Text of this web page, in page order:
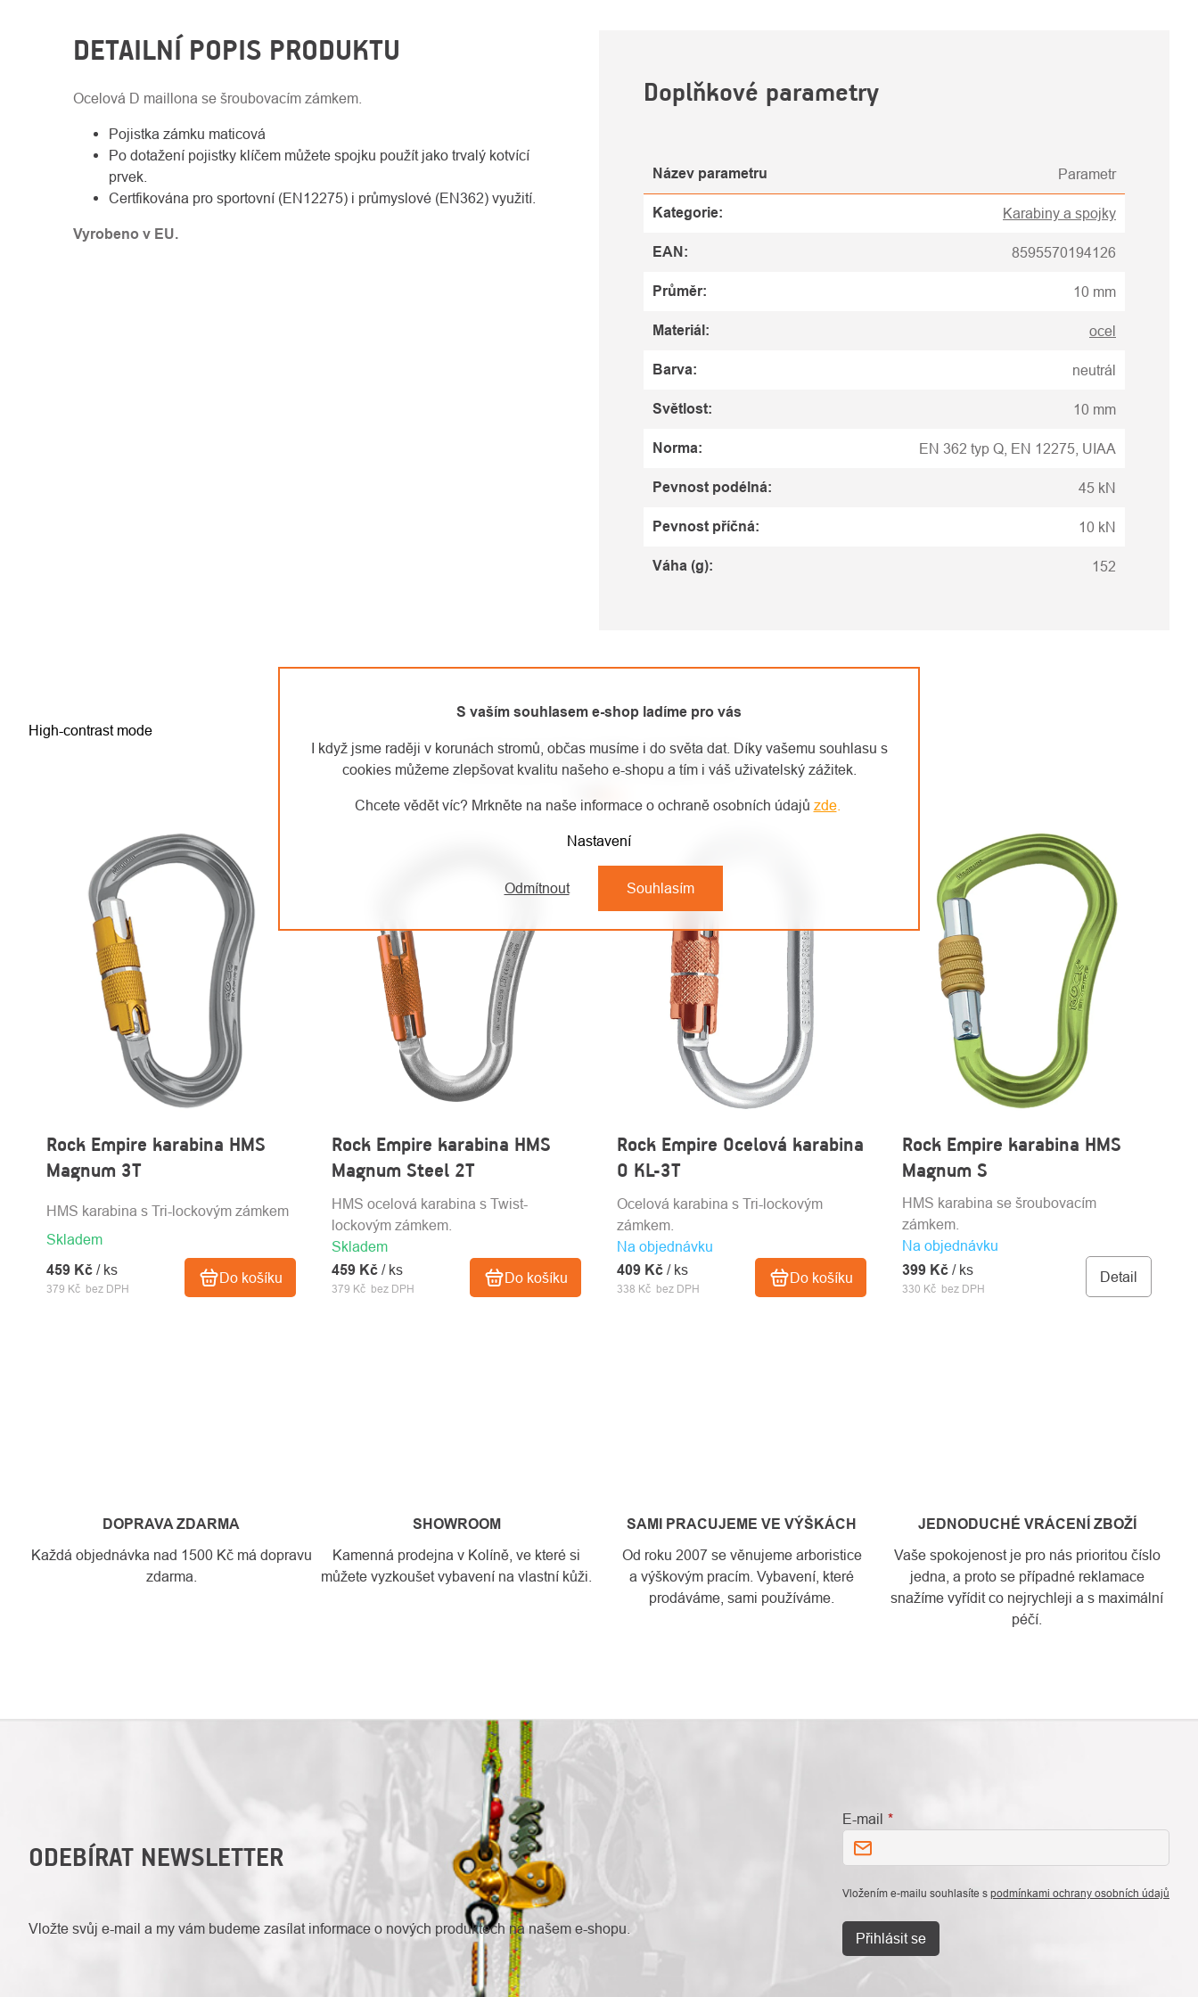
S vaším souhlasem e-shop ladíme pro vás
I když jsme raději v korunách stromů, občas musíme i do světa dat. Díky vašemu souhlasu s
cookies můžeme zlepšovat kvalitu našeho e-shopu a tím i váš uživatelský zážitek.
Chcete vědět víc? Mrkněte na naše informace o ochraně osobních údajů zde.
Nastavení
Odmítnout Souhlasím
DETAILNÍ POPIS PRODUKTU
Ocelová D maillona se šroubovacím zámkem.
Pojistka zámku maticová
Po dotažení pojistky klíčem můžete spojku použít jako trvalý kotvící
prvek.
Certfikována pro sportovní (EN12275) i průmyslové (EN362) využití.
Vyrobeno v EU.
Doplňkové parametry
Název parametru Parametr
Kategorie: Karabiny a spojky
EAN: 8595570194126
Průměr: 10 mm
Materiál: ocel
Barva: neutrál
Světlost: 10 mm
Norma: EN 362 typ Q, EN 12275, UIAA
Pevnost podélná: 45 kN
Pevnost příčná: 10 kN
Váha (g): 152
High-contrast mode
MOHLO BY VÁS ZAJÍMAT
Rock Empire karabina HMS
Magnum 3T
Skladem
379 Kč bez DPH
459 Kč / ks Do košíku
HMS karabina s Tri-lockovým zámkem
Rock Empire karabina HMS
Magnum Steel 2T
Skladem
379 Kč bez DPH
459 Kč / ks Do košíku
HMS ocelová karabina s Twist-
lockovým zámkem.
Rock Empire Ocelová karabina
O KL-3T
Na objednávku
338 Kč bez DPH
409 Kč / ks Do košíku
Ocelová karabina s Tri-lockovým
zámkem.
Rock Empire karabina HMS
Magnum S
Na objednávku
330 Kč bez DPH
399 Kč / ks Detail
HMS karabina se šroubovacím
zámkem.
DOPRAVA ZDARMA
Každá objednávka nad 1500 Kč má dopravu
zdarma.
SHOWROOM
Kamenná prodejna v Kolíně, ve které si
můžete vyzkoušet vybavení na vlastní kůži.
SAMI PRACUJEME VE VÝŠKÁCH
Od roku 2007 se věnujeme arboristice
a výškovým pracím. Vybavení, které
prodáváme, sami používáme.
JEDNODUCHÉ VRÁCENÍ ZBOŽÍ
Vaše spokojenost je pro nás prioritou číslo
jedna, a proto se případné reklamace
snažíme vyřídit co nejrychleji a s maximální
péčí.
ODEBÍRAT NEWSLETTER
Vložte svůj e-mail a my vám budeme zasílat informace o nových produktech na našem e-shopu.
E-mail
Vložením e-mailu souhlasíte s podmínkami ochrany osobních údajů
Přihlásit se